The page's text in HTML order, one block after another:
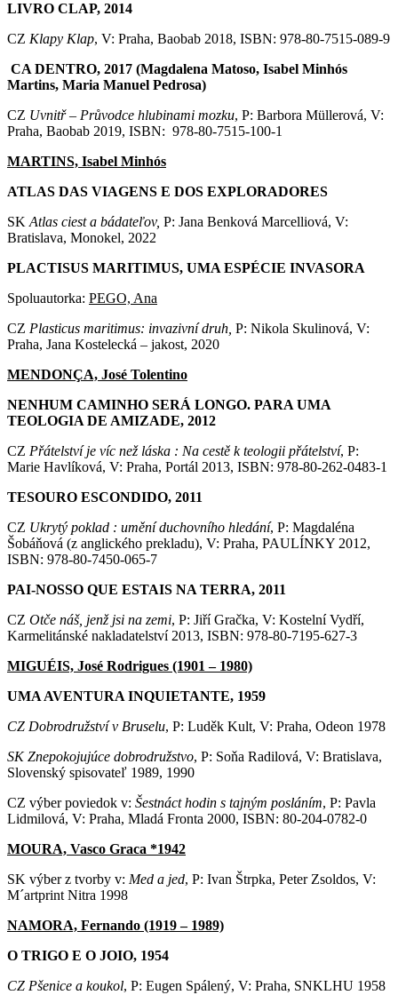
LIVRO CLAP, 2014
CZ Klapy Klap, V: Praha, Baobab 2018, ISBN: 978-80-7515-089-9
CA DENTRO, 2017 (Magdalena Matoso, Isabel Minhós
Martins, Maria Manuel Pedrosa)
CZ Uvnitř – Průvodce hlubinami mozku, P: Barbora Müllerová, V:
Praha, Baobab 2019, ISBN: 978-80-7515-100-1
MARTINS, Isabel Minhós
ATLAS DAS VIAGENS E DOS EXPLORADORES
SK Atlas ciest a bádateľov, P: Jana Benková Marcelliová, V:
Bratislava, Monokel, 2022
PLACTISUS MARITIMUS, UMA ESPÉCIE INVASORA
Spoluautorka: PEGO, Ana
CZ Plasticus maritimus: invazivní druh, P: Nikola Skulinová, V:
Praha, Jana Kostelecká – jakost, 2020
MENDONÇA, José Tolentino
NENHUM CAMINHO SERÁ LONGO. PARA UMA
TEOLOGIA DE AMIZADE, 2012
CZ Přátelství je víc než láska : Na cestě k teologii přátelství, P:
Marie Havlíková, V: Praha, Portál 2013, ISBN: 978-80-262-0483-1
TESOURO ESCONDIDO, 2011
CZ Ukrytý poklad : umění duchovního hledání, P: Magdaléna
Šobáňová (z anglického prekladu), V: Praha, PAULÍNKY 2012,
ISBN: 978-80-7450-065-7
PAI-NOSSO QUE ESTAIS NA TERRA, 2011
CZ Otče náš, jenž jsi na zemi, P: Jiří Gračka, V: Kostelní Vydří,
Karmelitánské nakladatelství 2013, ISBN: 978-80-7195-627-3
MIGUÉIS, José Rodrigues (1901 – 1980)
UMA AVENTURA INQUIETANTE, 1959
CZ Dobrodružství v Bruselu, P: Luděk Kult, V: Praha, Odeon 1978
SK Znepokojujúce dobrodružstvo, P: Soňa Radilová, V: Bratislava,
Slovenský spisovateľ 1989, 1990
CZ výber poviedok v: Šestnáct hodin s tajným posláním, P: Pavla
Lidmilová, V: Praha, Mladá Fronta 2000, ISBN: 80-204-0782-0
MOURA, Vasco Graca *1942
SK výber z tvorby v: Med a jed, P: Ivan Štrpka, Peter Zsoldos, V:
M´artprint Nitra 1998
NAMORA, Fernando (1919 – 1989)
O TRIGO E O JOIO, 1954
CZ Pšenice a koukol, P: Eugen Spálený, V: Praha, SNKLHU 1958